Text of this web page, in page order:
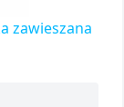
zawieszana